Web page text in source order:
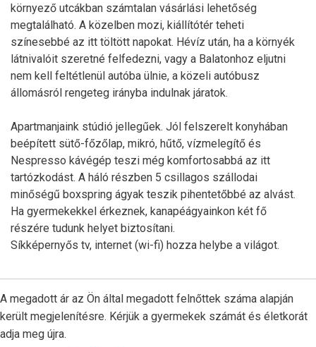
környező utcákban számtalan vásárlási lehetőség
megtalálható. A közelben mozi, kiállítótér teheti
színesebbé az itt töltött napokat. Hévíz után, ha a környék
látnivalóit szeretné felfedezni, vagy a Balatonhoz eljutni
nem kell feltétlenül autóba ülnie, a közeli autóbusz
állomásról rengeteg irányba indulnak járatok.
Apartmanjaink stúdió jellegűek. Jól felszerelt konyhában
beépített sütő-főzőlap, mikró, hűtő, vízmelegítő és
Nespresso kávégép teszi még komfortosabbá az itt
tartózkodást. A háló részben 5 csillagos szállodai
minőségű boxspring ágyak teszik pihentetőbbé az alvást.
Ha gyermekekkel érkeznek, kanapéágyainkon két fő
részére tudunk helyet biztosítani.
Síkképernyős tv, internet (wi-fi) hozza helybe a világot.
A megadott ár az Ön által megadott felnőttek száma alapján
került megjelenítésre. Kérjük a gyermekek számát és életkorát
adja meg újra.